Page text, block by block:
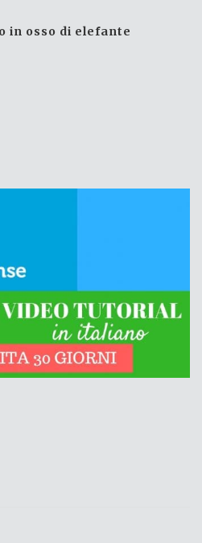
in osso di elefante